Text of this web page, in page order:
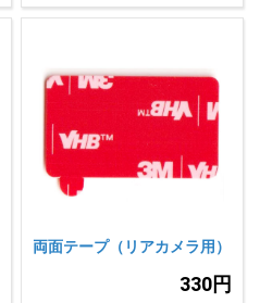
両面テープ（リアカメラ用）
330円